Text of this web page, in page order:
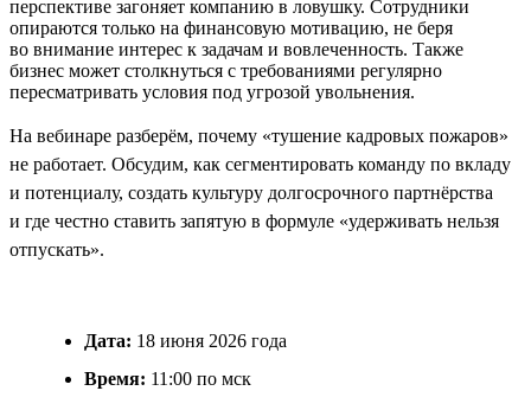
перспективе загоняет компанию в ловушку. Сотрудники
опираются только на финансовую мотивацию, не беря
во внимание интерес к задачам и вовлеченность. Также
бизнес может столкнуться с требованиями регулярно
пересматривать условия под угрозой увольнения.
На вебинаре разберём, почему «тушение кадровых пожаров»
не работает. Обсудим, как сегментировать команду по вкладу
и потенциалу, создать культуру долгосрочного партнёрства
и где честно ставить запятую в формуле «удерживать нельзя
отпускать».
Дата: 18 июня 2026 года
Время: 11:00 по мск